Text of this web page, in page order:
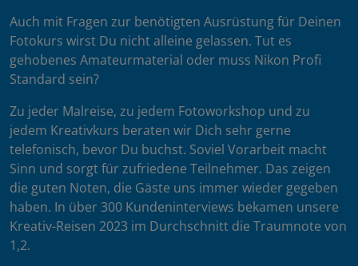
Auch mit Fragen zur benötigten Ausrüstung für Deinen
Fotokurs wirst Du nicht alleine gelassen. Tut es
gehobenes Amateurmaterial oder muss Nikon Profi
Standard sein?
Zu jeder Malreise, zu jedem Fotoworkshop und zu
jedem Kreativkurs beraten wir Dich sehr gerne
telefonisch, bevor Du buchst. Soviel Vorarbeit macht
Sinn und sorgt für zufriedene Teilnehmer. Das zeigen
die guten Noten, die Gäste uns immer wieder gegeben
haben. In über 300 Kundeninterviews bekamen unsere
Kreativ-Reisen 2023 im Durchschnitt die Traumnote von
1,2.